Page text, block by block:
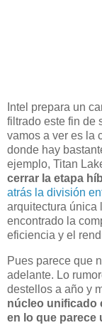
Intel prepara un
filtrado este fin de
vamos a ver es la
donde hay
ejemplo, Titan
cerrar la etapa
atrás la división
arquitectura única
encontrado la
eficiencia y el
Pues parece que
adelante. Lo
destellos a año y
núcleo unificado
en lo que parece